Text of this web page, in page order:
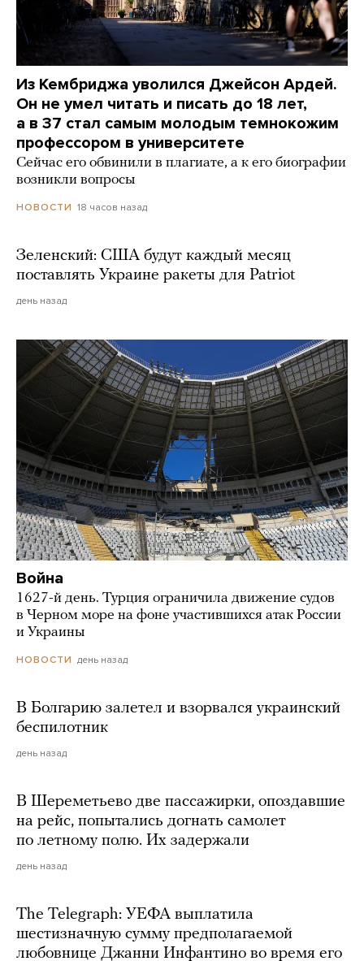
Из Кембриджа уволился Джейсон Ардей.
Он не умел читать и писать до 18 лет,
а в 37 стал самым молодым темнокожим
профессором в университете
Сейчас его обвинили в плагиате, а к его биографии
возникли вопросы
НОВОСТИ 18 часов назад
Зеленский: США будут каждый месяц
поставлять Украине ракеты для Patriot
день назад
Война
1627-й день. Турция ограничила движение судов
в Черном море на фоне участившихся атак России
и Украины
НОВОСТИ день назад
В Болгарию залетел и взорвался украинский
беспилотник
день назад
В Шереметьево две пассажирки, опоздавшие
на рейс, попытались догнать самолет
по летному полю. Их задержали
день назад
The Telegraph: УЕФА выплатила
шестизначную сумму предполагаемой
любовнице Джанни Инфантино во время его